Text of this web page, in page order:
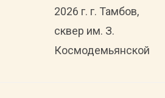
2026 г. г. Тамбов,
сквер им. З.
Космодемьянской